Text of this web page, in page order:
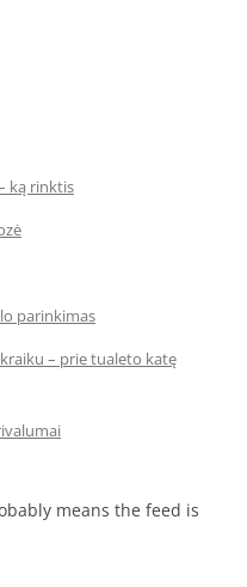
ką rinktis
parinkimas
– prie tualeto katę
means the feed is